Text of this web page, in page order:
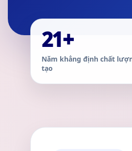
21+
Năm khẳng định chất
tạo